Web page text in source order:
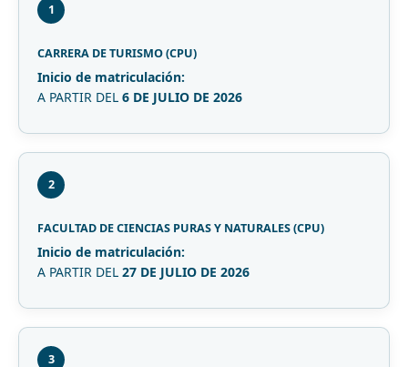
1
CARRERA DE TURISMO (CPU)
Inicio de matriculación:
A PARTIR DEL 6 DE JULIO DE 2026
2
FACULTAD DE CIENCIAS PURAS Y NATURALES (CPU)
Inicio de matriculación:
A PARTIR DEL 27 DE JULIO DE 2026
3